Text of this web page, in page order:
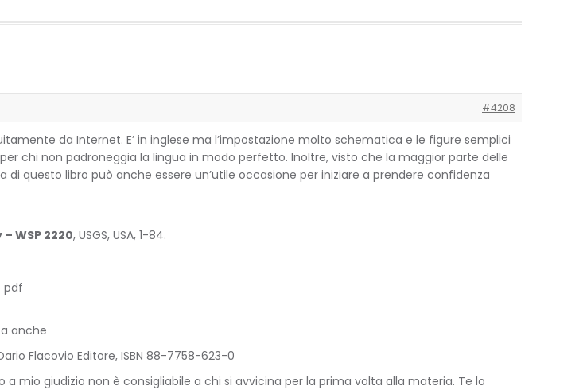
#4208
da Internet. E’ in inglese ma l’impostazione molto schematica e le figure semplici
chi non padroneggia la lingua in modo perfetto. Inoltre, visto che la maggior parte delle
questo libro può anche essere un’utile occasione per iniziare a prendere confidenza
WSP 2220, USGS, USA, 1-84.
pdf
anche
Flacovio Editore, ISBN 88-7758-623-0
mio giudizio non è consigliabile a chi si avvicina per la prima volta alla materia. Te lo